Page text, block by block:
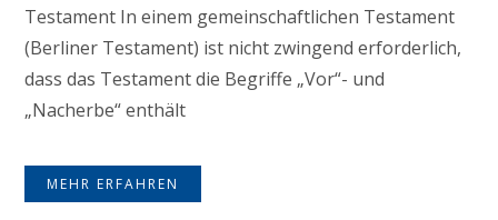
Testament In einem gemeinschaftlichen Testament
(Berliner Testament) ist nicht zwingend erforderlich,
dass das Testament die Begriffe „Vor“- und
„Nacherbe“ enthält
MEHR ERFAHREN